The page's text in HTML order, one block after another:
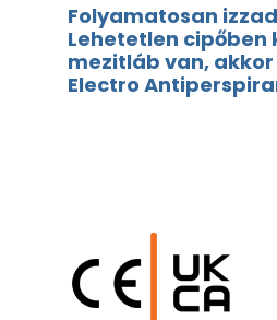
Folyamatosan
Lehetetlen cipőben
mezitláb van,
Electro